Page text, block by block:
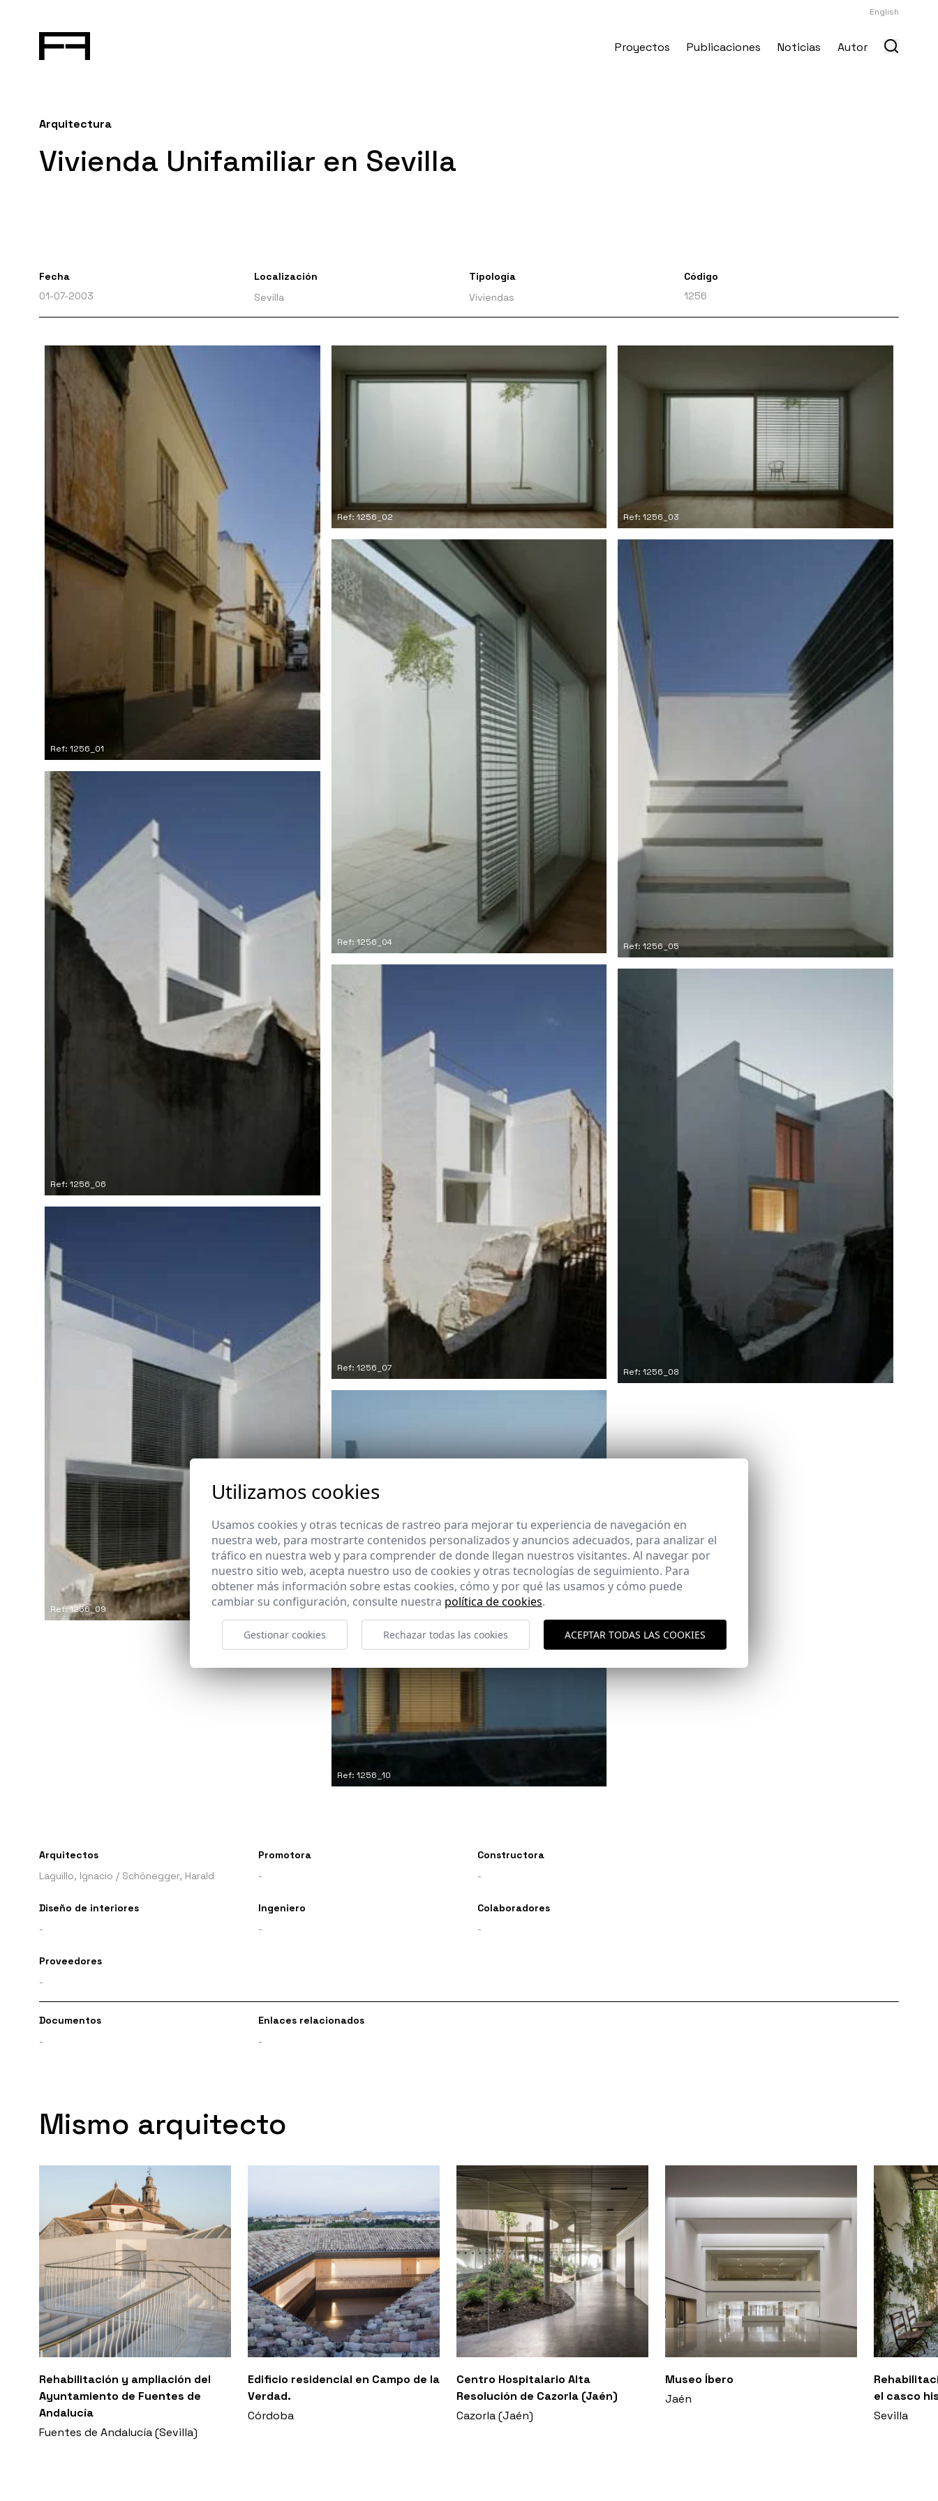
English
Proyectos Publicaciones Noticias Autor
Arquitectura
Vivienda Unifamiliar en Sevilla
Fecha
01-07-2003
Localización
Sevilla
Tipología
Viviendas
Código
1256
Ref: 1256_01
Ref: 1256_02 Ref: 1256_03
Ref: 1256_04 Ref: 1256_05
Ref: 1256_06
Ref: 1256_07 Ref: 1256_08
Ref: 1256_09
Ref: 1256_10
Arquitectos
Laguillo, Ignacio / Schönegger, Harald
Promotora
-
Constructora
-
Diseño de interiores
-
Ingeniero
-
Colaboradores
-
Proveedores
-
Documentos
-
Enlaces relacionados
-
Mismo arquitecto
Rehabilitación y ampliación del
Ayuntamiento de Fuentes de
Andalucía
Fuentes de Andalucía (Sevilla)
Edificio residencial en Campo de la
Verdad.
Córdoba
Centro Hospitalario Alta
Resolución de Cazorla (Jaén)
Cazorla (Jaén)
Museo Íbero
Jaén
el casco
Sevilla
Utilizamos cookies
Usamos cookies y otras tecnicas de rastreo para mejorar tu experiencia de navegación en
nuestra web, para mostrarte contenidos personalizados y anuncios adecuados, para analizar el
tráfico en nuestra web y para comprender de donde llegan nuestros visitantes. Al navegar por
nuestro sitio web, acepta nuestro uso de cookies y otras tecnologías de seguimiento. Para
obtener más información sobre estas cookies, cómo y por qué las usamos y cómo puede
cambiar su configuración, consulte nuestra política de cookies.
Gestionar cookies Rechazar todas las cookies ACEPTAR TODAS LAS COOKIES